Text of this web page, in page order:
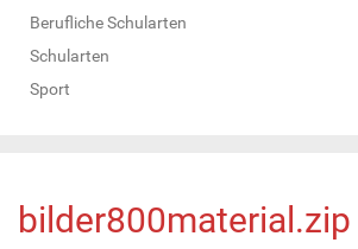
Berufliche Schularten
Schularten
Sport
bilder800material.zip